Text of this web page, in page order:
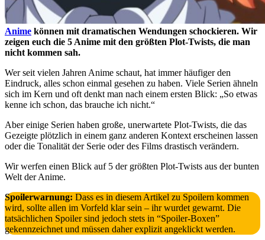
Anime können mit dramatischen Wendungen schockieren. Wir
zeigen euch die 5 Anime mit den größten Plot-Twists, die man
nicht kommen sah.
Wer seit vielen Jahren Anime schaut, hat immer häufiger den
Eindruck, alles schon einmal gesehen zu haben. Viele Serien ähneln
sich im Kern und oft denkt man nach einem ersten Blick: „So etwas
kenne ich schon, das brauche ich nicht.“
Aber einige Serien haben große, unerwartete Plot-Twists, die das
Gezeigte plötzlich in einem ganz anderen Kontext erscheinen lassen
oder die Tonalität der Serie oder des Films drastisch verändern.
Wir werfen einen Blick auf 5 der größten Plot-Twists aus der bunten
Welt der Anime.
Spoilerwarnung: Dass es in diesem Artikel zu Spoilern kommen
wird, sollte allen im Vorfeld klar sein – ihr wurdet gewarnt. Die
tatsächlichen Spoiler sind jedoch stets in “Spoiler-Boxen”
gekennzeichnet und müssen daher explizit angeklickt werden.